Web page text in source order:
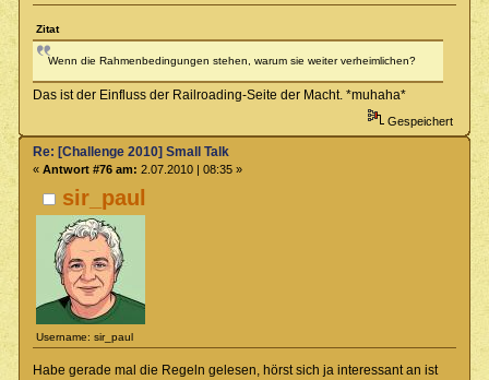
Zitat
Wenn die Rahmenbedingungen stehen, warum sie weiter verheimlichen?
Das ist der Einfluss der Railroading-Seite der Macht. *muhaha*
Gespeichert
sir_paul
Username: sir_paul
Re: [Challenge 2010] Small Talk
« Antwort #76 am: 2.07.2010 | 08:35 »
Habe gerade mal die Regeln gelesen, hörst sich ja interessant an ist